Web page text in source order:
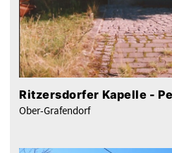
Ritzersdorfer Kapelle -
Ober-Grafendorf